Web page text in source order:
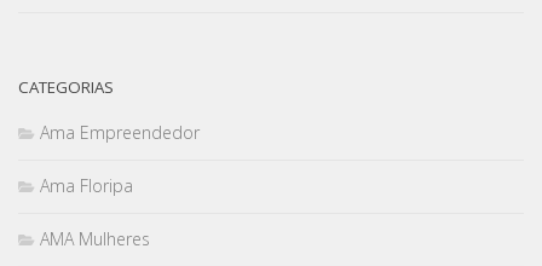
CATEGORIAS
Ama Empreendedor
Ama Floripa
AMA Mulheres